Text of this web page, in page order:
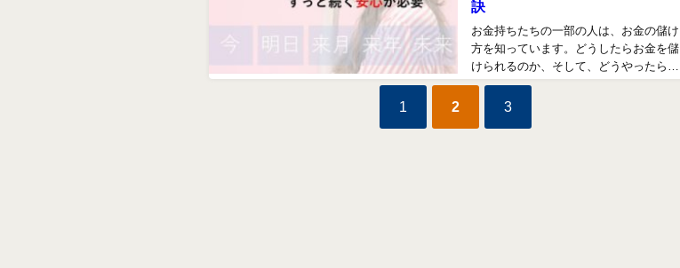
訣
お金持ちたちの一部の人は、お金の儲け
方を知っています。どうしたらお金を儲
けられるのか、そして、どうやったらお
金持ちになれるかを知っているのです。
考えてみたら当...
1 2 3